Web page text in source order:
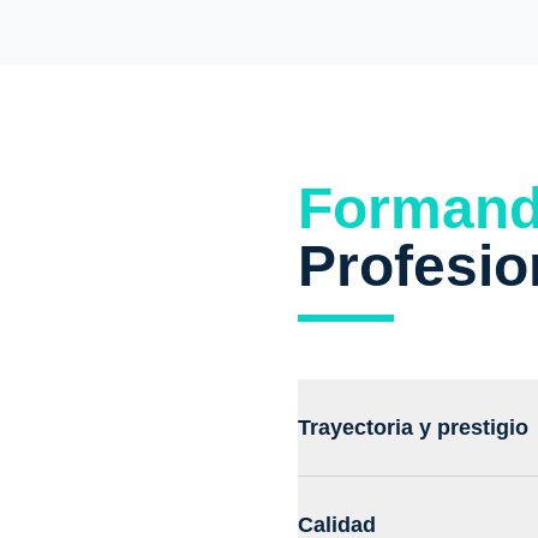
Trayectoria y prestigio
región, garantizando una
Calidad